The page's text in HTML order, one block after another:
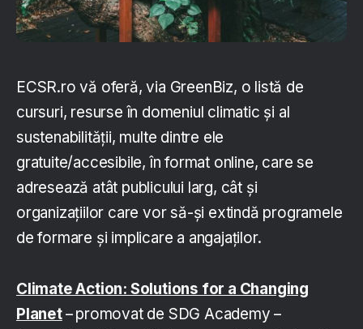
ECSR.ro vă oferă, via GreenBiz, o listă de
cursuri, resurse în domeniul climatic și al
sustenabilității, multe dintre ele
gratuite/accesibile, în format online, care se
adresează atât publicului larg, cât și
organizațiilor care vor să-și extindă programele
de formare și implicare a angajaților.
Climate Action: Solutions for a Changing
Planet–promovat de SDG Academy –